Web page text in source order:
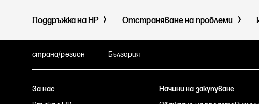
Поддръжка на HP Отстраняване на проблеми
страна/регион България
За нас
Начини на закупуване